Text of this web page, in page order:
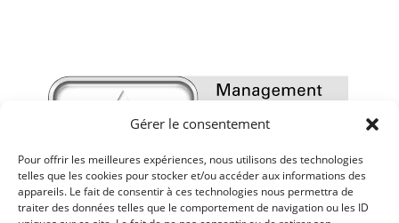
Gérer le consentement
Pour offrir les meilleures expériences, nous utilisons des technologies
telles que les cookies pour stocker et/ou accéder aux informations des
appareils. Le fait de consentir à ces technologies nous permettra de
traiter des données telles que le comportement de navigation ou les ID